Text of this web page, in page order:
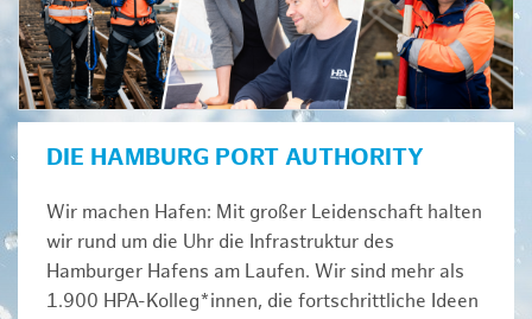
DIE HAMBURG PORT AUTHORITY
Wir machen Hafen: Mit großer Leidenschaft halten
wir rund um die Uhr die Infrastruktur des
Hamburger Hafens am Laufen. Wir sind mehr als
1.900 HPA-Kolleg*innen, die fortschrittliche Ideen